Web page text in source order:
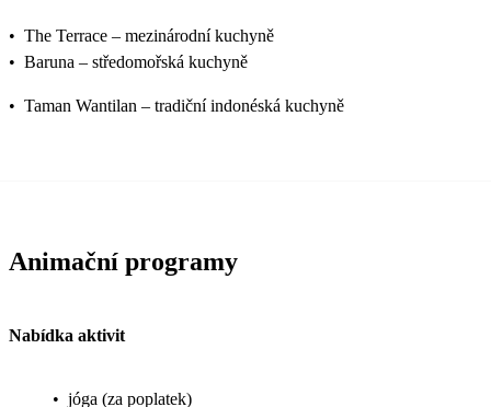
• The Terrace – mezinárodní kuchyně
• Baruna – středomořská kuchyně
• Taman Wantilan – tradiční indonéská kuchyně
Animační programy
Nabídka aktivit
• jóga (za poplatek)